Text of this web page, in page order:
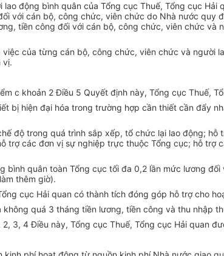
động bình quân của Tổng cục Thuế, Tổng cục
với cán bộ, công chức, viên chức do Nhà nước quy
tiền công đối với cán bộ, công chức, viên chức và
của từng cán bộ, công chức, viên chức và người
vị.
c khoản 2 Điều 5 Quyết định này, Tổng cục Thuế,
bị hiện đại hóa trong trường hợp cần thiết cần đẩy
độ trong quá trình sắp xếp, tổ chức lại lao động;
trợ các đơn vị sự nghiệp trực thuộc Tổng cục; hỗ trợ
quân toàn Tổng cục tối đa 0,2 lần mức lương
thêm giờ).
cục Hải quan có thành tích đóng góp hỗ trợ cho
quá 3 tháng tiền lương, tiền công và thu nhập
3, 4 Điều này, Tổng cục Thuế, Tổng cục Hải quan